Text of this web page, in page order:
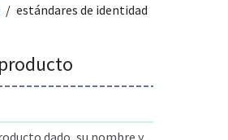
estándares de identidad
dado, su nombre y